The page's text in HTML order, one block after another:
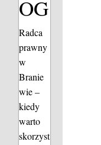
OG
Radca
prawny
w
Branie
wie –
kiedy
warto
skorzyst